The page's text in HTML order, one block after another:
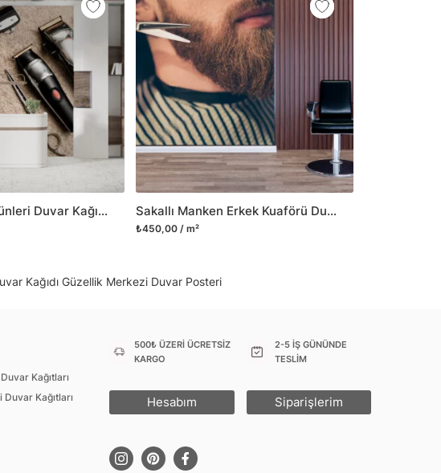
Erkek Kuaför Ürünleri Duvar Kağıdı Berber 3D Duvar Posteri Sakallı Manken Erkek Kuaförü Duvar Kağıdı Berber Duvar Posteri
₺450,00 / m²
ilk günkü gibi yeni bir görünüm kazandırabilirsiniz.
olan cam dahil her türlü yüzeye yapışabilen ve suya
yapışkanlı folyo modellerimizi ilgili kategoride
yalnızca bu ürünlerle sınırlı kalmayıp aynı zamanda
gibi çeşitli duvar dekorasyon ürünlerinin de üretimini
yapmaktadır. Duvar tasarımının önemini biliyor ve evin en
alanı olduğunu kabul ediyoruz. Bu nedenle ürün
sürekli genişletiyor ve trendlere ayak uydurmanın yanı
trendlerin oluşumunda da öncü rol üstleniyoruz.
bir soru ya da sorununuz olursa bizimle iletişime
Kağıdı Güzellik Merkezi Duvar Posteri
Kağıtları
Kağıtları
500₺ ÜZERİ ÜCRETSİZ
KARGO
2-5 İŞ GÜNÜNDE
TESLİM
Hesabım Siparişlerim